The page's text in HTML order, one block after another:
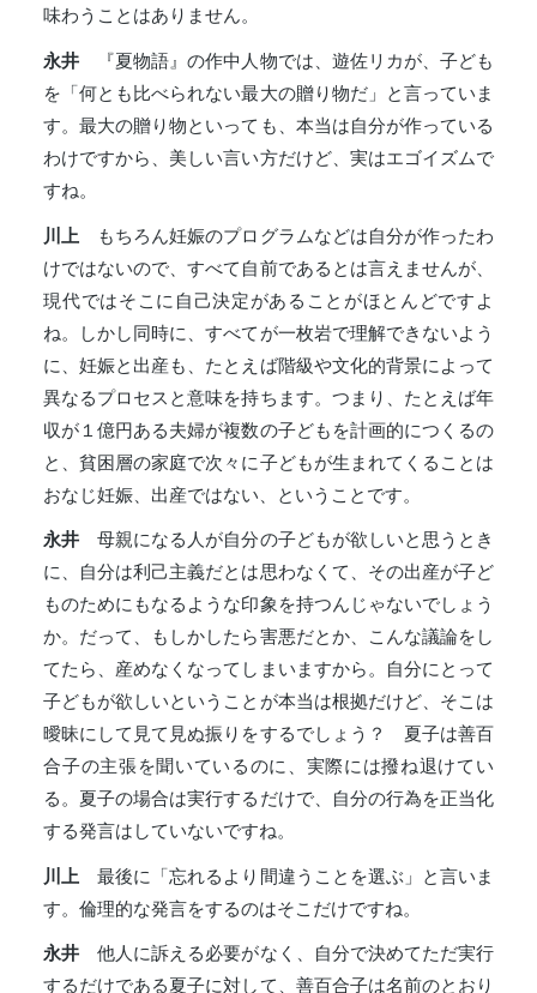
味わうことはありません。
永井 『夏物語』の作中人物では、遊佐リカが、子ども
を「何とも比べられない最大の贈り物だ」と言っていま
す。最大の贈り物といっても、本当は自分が作っている
わけですから、美しい言い方だけど、実はエゴイズムで
すね。
川上 もちろん妊娠のプログラムなどは自分が作ったわ
けではないので、すべて自前であるとは言えませんが、
現代ではそこに自己決定があることがほとんどですよ
ね。しかし同時に、すべてが一枚岩で理解できないよう
に、妊娠と出産も、たとえば階級や文化的背景によって
異なるプロセスと意味を持ちます。つまり、たとえば年
収が１億円ある夫婦が複数の子どもを計画的につくるの
と、貧困層の家庭で次々に子どもが生まれてくることは
おなじ妊娠、出産ではない、ということです。
永井 母親になる人が自分の子どもが欲しいと思うとき
に、自分は利己主義だとは思わなくて、その出産が子ど
ものためにもなるような印象を持つんじゃないでしょう
か。だって、もしかしたら害悪だとか、こんな議論をし
てたら、産めなくなってしまいますから。自分にとって
子どもが欲しいということが本当は根拠だけど、そこは
曖昧にして見て見ぬ振りをするでしょう？ 夏子は善百
合子の主張を聞いているのに、実際には撥ね退けてい
る。夏子の場合は実行するだけで、自分の行為を正当化
する発言はしていないですね。
川上 最後に「忘れるより間違うことを選ぶ」と言いま
す。倫理的な発言をするのはそこだけですね。
永井 他人に訴える必要がなく、自分で決めてただ実行
するだけである夏子に対して、善百合子は名前のとおり